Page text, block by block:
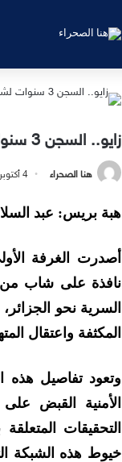
زايو.. السجن 3 سنوات لشاب بتهمة تنظيم الهجرة السرية إلى الجزائر
هنا الصحراء 4 أكتوبر، 2024 - 9:21 صباحًا
هبة بريس: عبد
أصدرت الغرفة
نافذة على شاب من
السرية نحو
المكثفة واعتقال
الأمنية القبض
التحقيقات
خيوط هذه الشبكة